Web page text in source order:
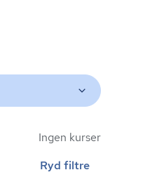
Ingen kurser
Ryd filtre